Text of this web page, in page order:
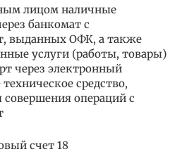
лицом наличные
банкомат с
выданных ОФК, а также
услуги (работы, товары)
через электронный
средство,
совершения операций с
счет 18